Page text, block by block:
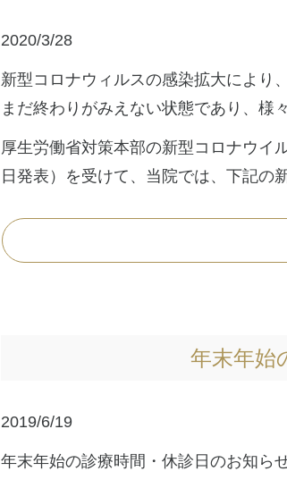
2020/3/28
新型コロナウィルスの感染拡大により
まだ終わりがみえない状態であり、様
厚生労働省対策本部の新型コロナウイ
日発表）を受けて、当院では、下記
年末年始
2019/6/19
年末年始の診療時間・休診日のお知ら